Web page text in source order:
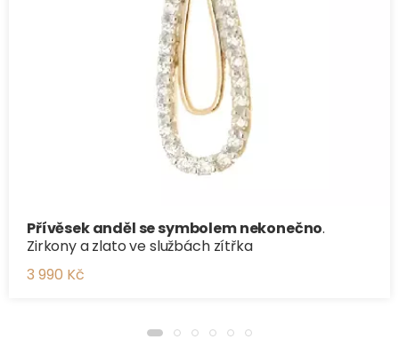
Přívěsek anděl se symbolem nekonečno.
Zirkony a zlato ve službách zítřka
3 990 Kč